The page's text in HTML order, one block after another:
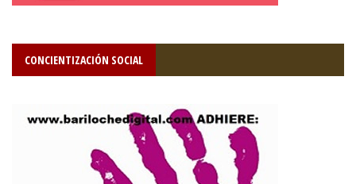
CONCIENTIZACIÓN SOCIAL